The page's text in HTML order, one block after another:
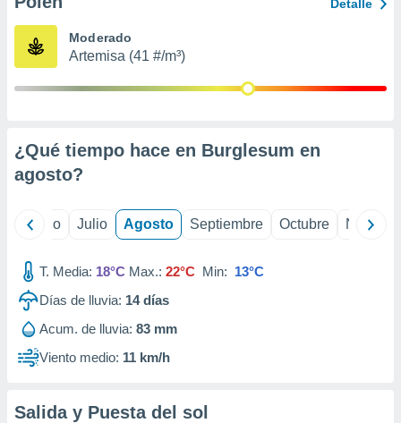
publicidad
1199
Detalle
Moderado
Artemisa (41 #/m³)
¿Qué tiempo hace en Burglesum en
agosto?
Junio Julio Agosto Septiembre Octubre
T. Media: 18°C Max.: 22°C Min: 13°C
Días de lluvia: 14días
Acum. de lluvia: 83 mm
Viento medio: 11 km/h
Salida y Puesta del sol